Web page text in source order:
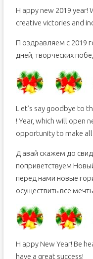
H appy new 2019 year!
creative victories and
П оздравляем с 2019
дней, творческих
L et’s say goodbye to
! Year, which will open
opportunity to make
Д авай скажем до
поприветствуем
перед нами новые
осуществить все
H appy New Year! Be
have a great success!